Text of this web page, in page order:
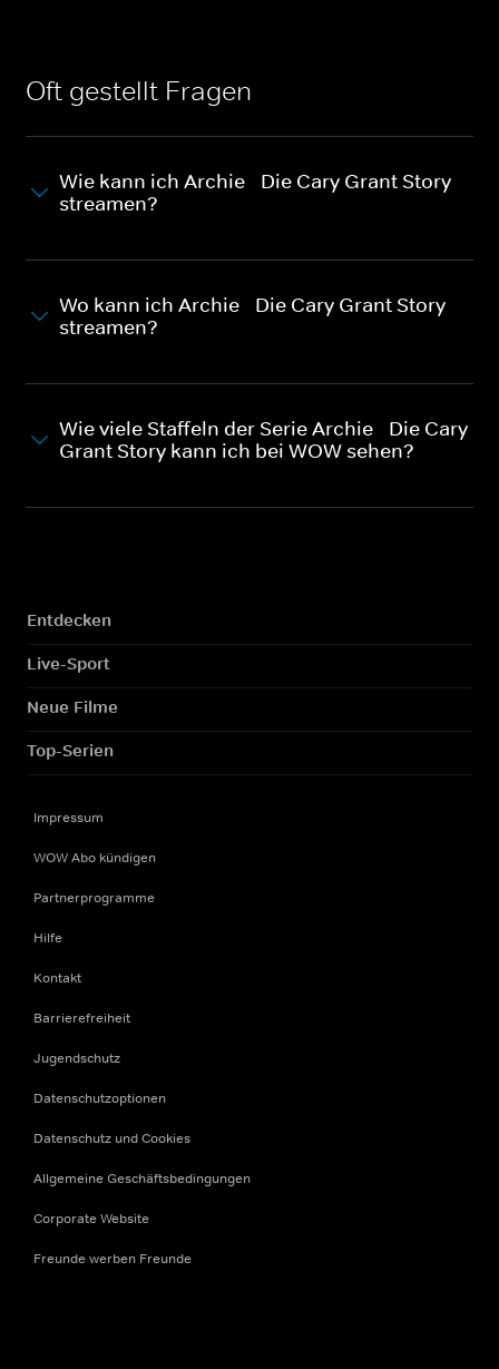
Oft gestellt Fragen
Wie kann ich Archie - Die Cary Grant Story
streamen?
Wo kann ich Archie - Die Cary Grant Story
streamen?
Wie viele Staffeln der Serie Archie - Die Cary
Grant Story kann ich bei WOW sehen?
Entdecken
Live-Sport
Neue Filme
Top-Serien
Impressum
WOW Abo kündigen
Partnerprogramme
Hilfe
Kontakt
Barrierefreiheit
Jugendschutz
Datenschutzoptionen
Datenschutz und Cookies
Allgemeine Geschäftsbedingungen
Corporate Website
Freunde werben Freunde